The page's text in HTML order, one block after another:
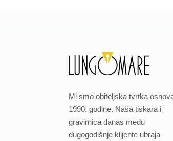
Mi smo obiteljska tvrtka
1990. godine. Naša tiskara i
gravirnica danas među
dugogodišnje klijente ubraja